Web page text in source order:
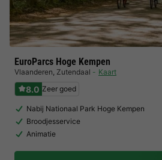
EuroParcs Hoge Kempen
Vlaanderen, Zutendaal Kaart
8.0 Zeer goed
Nabij Nationaal Park Hoge Kempen
Broodjesservice
Animatie